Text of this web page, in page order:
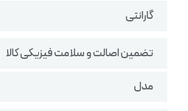
گارانتی
تضمین اصالت و سلامت فیزیکی کالا
مدل